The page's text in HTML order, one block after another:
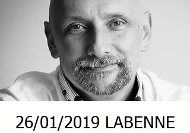
26/01/2019 LABENNE